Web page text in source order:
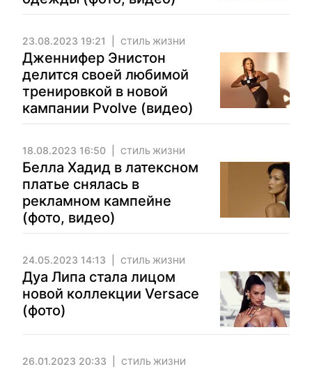
23.08.2023 19:21 СТИЛЬ ЖИЗНИ
Дженнифер Энистон
делится своей любимой
тренировкой в новой
кампании Pvolve (видео)
18.08.2023 16:50 СТИЛЬ ЖИЗНИ
Белла Хадид в латексном
платье снялась в
рекламном кампейне
(фото, видео)
24.05.2023 14:13 СТИЛЬ ЖИЗНИ
Дуа Липа стала лицом
новой коллекции Versace
(фото)
26.01.2023 20:33 СТИЛЬ ЖИЗНИ